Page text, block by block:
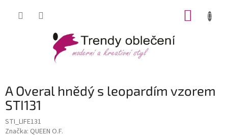
A Overal hnědý s leopardím vzorem
STI131
STI_LIFE131
Značka: QUEEN O.F.